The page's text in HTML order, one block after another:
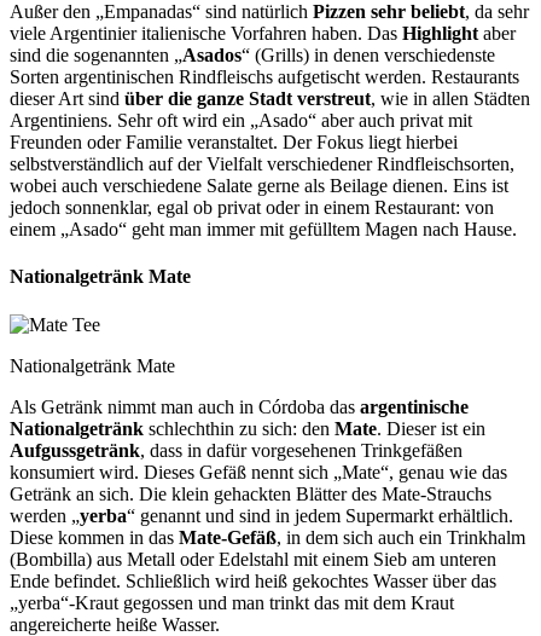
Außer den „Empanadas“ sind natürlich Pizzen sehr beliebt, da sehr
viele Ar­gentinier italienische Vorfahren haben. Das Highlight aber
sind die sogenannten „Asados“ (Grills) in denen verschiedenste
Sorten argentinischen Rindfleischs aufgetischt werden. Restaurants
dieser Art sind über die ganze Stadt verstreut, wie in allen Städten
Argentini­ens. Sehr oft wird ein „Asado“ aber auch privat mit
Freunden oder Familie veranstaltet. Der Fokus liegt hierbei
selbstverständlich auf der Vielfalt verschiedener Rindfleischsorten,
wobei auch verschiedene Salate gerne als Beilage dienen. Eins ist
jedoch sonnenklar, egal ob privat oder in einem Restaurant: von
einem „Asado“ geht man immer mit gefülltem Magen nach Hause.
Nationalgetränk Mate
Nationalgetränk Mate
Als Getränk nimmt man auch in Córdoba das argentinische
National­getränk schlechthin zu sich: den Mate. Dieser ist ein
Aufgussgetränk, dass in dafür vorge­sehenen Trinkgefäßen
konsumiert wird. Dieses Gefäß nennt sich „Mate“, genau wie das
Getränk an sich. Die klein gehackten Blätter des Mate-Strauchs
werden „yerba“ genannt und sind in jedem Supermarkt erhältlich.
Diese kommen in das Mate-Gefäß, in dem sich auch ein Trinkhalm
(Bombilla) aus Metall oder Edelstahl mit einem Sieb am unteren
Ende befindet. Schließlich wird heiß gekochtes Wasser über das
„yerba“-Kraut gegossen und man trinkt das mit dem Kraut
angereicherte heiße Wasser.